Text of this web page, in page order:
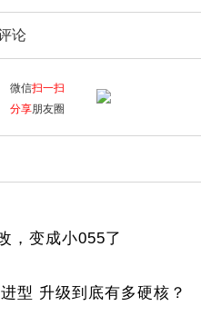
论
微信扫一扫
分享朋友圈
，变成小055了
型 升级到底有多硬核？